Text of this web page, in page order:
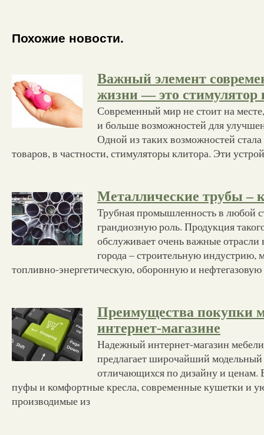
Похожие новости.
Важный элемент
жизни — это стимулятор
Современный мир не стоит на
и больше возможностей для
Одной из таких возможностей
товаров, в частности, стимуляторы клитора. Эти
Металлические трубы –
Трубная промышленность в любой
грандиозную роль. Продукция
обслуживает очень важные отрасли
города – строительную индустрию,
топливно-энергетическую, оборонную и
Преимущества покупки
интернет-магазине
Надежный интернет-магазин
предлагает широчайший модельный
отличающихся по дизайну и ценам.
пуфы и комфортные кресла, современные кушетки и
производимые из